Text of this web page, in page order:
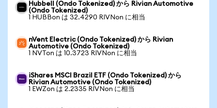
Hubbell (Ondo Tokenized) から Rivian Automotive
(Ondo Tokenized)
1 HUBBon は 32.4290 RIVNon に相当
nVent Electric (Ondo Tokenized) から Rivian
Automotive (Ondo Tokenized)
1 NVTon は 10.3723 RIVNon に相当
iShares MSCI Brazil ETF (Ondo Tokenized) から
Rivian Automotive (Ondo Tokenized)
1 EWZon は 2.2335 RIVNon に相当